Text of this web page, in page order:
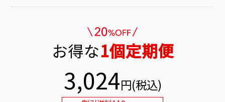
お得な1個定期便
3,024円(税込)